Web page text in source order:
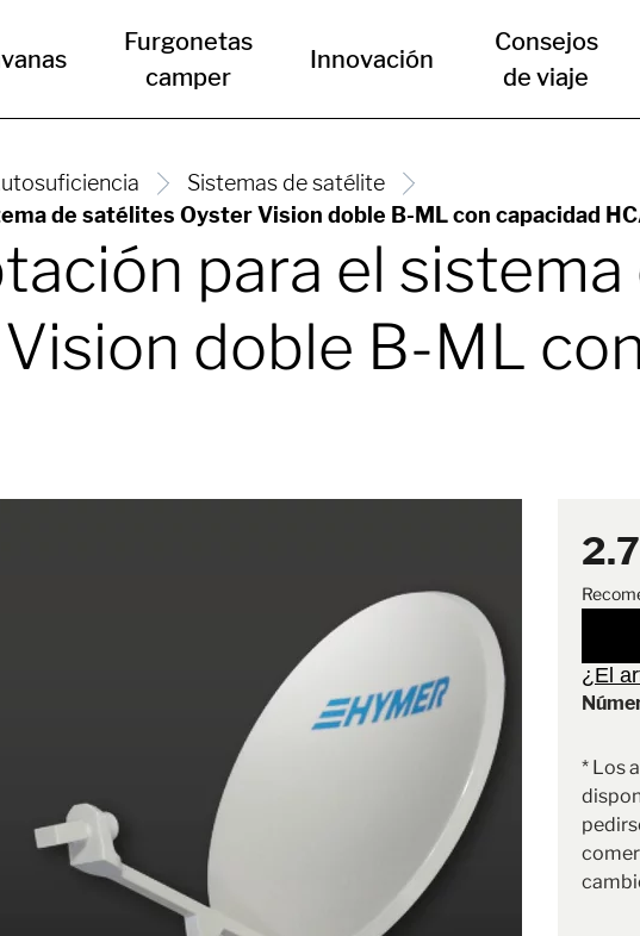
Furgonetas
camper
Innovación
Consejos
de viaje
Sistemas de satélite
de satélites Oyster Vision doble B-ML con capacidad
para el sistema
doble B-ML
¿El
* Los